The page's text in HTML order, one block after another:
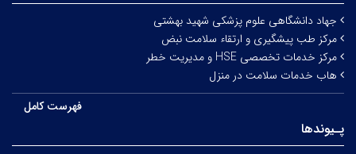
جهاد دانشگاهی علوم پزشکی شهید بهشتی
مرکز طب پیشگیری و ارتقاء سلامت نبض
مرکز خدمات تخصصی HSE و مدیریت خطر
هاب خدمات سلامت در منزل
فهرست کامل
پـیوندها